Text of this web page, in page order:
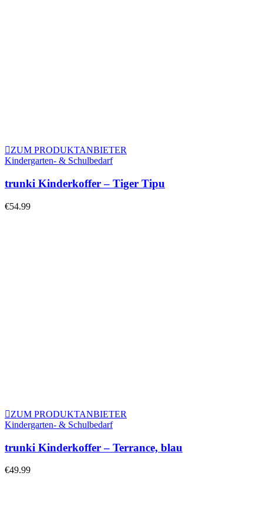
ZUM PRODUKTANBIETER
Kindergarten- & Schulbedarf
trunki Kinderkoffer – Tiger Tipu
€54.99
ZUM PRODUKTANBIETER
Kindergarten- & Schulbedarf
trunki Kinderkoffer – Terrance, blau
€49.99